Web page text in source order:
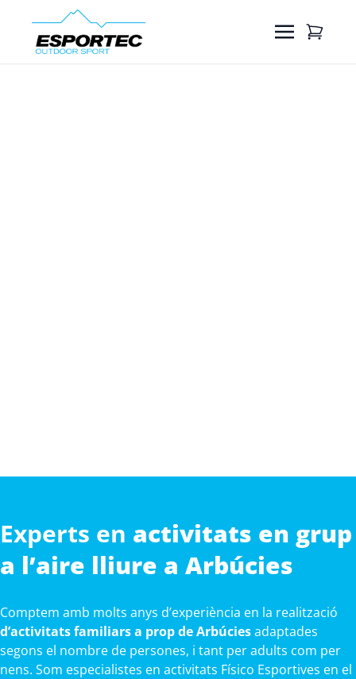
Experts en activitats en grup
a l’aire lliure a Arbúcies
Comptem amb molts anys d’experiència en la realització
d’activitats familiars a prop de Arbúciesadaptades
segons el nombre de persones, i tant per adults com per
nens. Som especialistes en activitats Físico Esportives en el